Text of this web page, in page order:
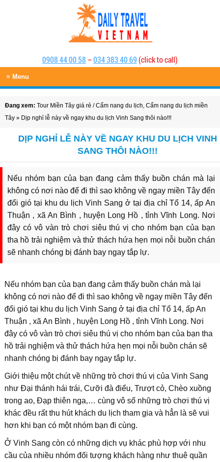
0908 44 00 58 –034 383 40 69 (click to call)
≡ Menu
Đang xem: Tour Miền Tây giá rẻ /Cẩm nang du lịch, Cẩm nang du lịch miền
Tây » Dịp nghỉ lễ này về ngay khu du lịch Vinh Sang thôi nào!!!
DỊP NGHỈ LỄ NÀY VỀ NGAY KHU DU LỊCH VINH
SANG THÔI NÀO!!!
Nếu nhóm bạn của bạn đang cảm thấy buồn chán mà lại
không có nơi nào để đi thì sao không về ngay miền Tây đến
đổi gió tại khu du lịch Vinh Sang ở tại địa chỉ Tổ 14, ấp An
Thuận , xã An Bình , huyện Long Hồ , tỉnh Vĩnh Long. Nơi
đây có vô vàn trò chơi siêu thú vị cho nhóm bạn của bạn
tha hồ trải nghiệm và thử thách hứa hẹn mọi nỗi buồn chán
sẽ nhanh chóng bị đánh bay ngay tắp lự.
Nếu nhóm bạn của bạn đang cảm thấy buồn chán mà lại
không có nơi nào để đi thì sao không về ngay miền Tây đến
đổi gió tại khu du lịch Vinh Sang ở tại địa chỉ Tổ 14, ấp An
Thuận , xã An Bình , huyện Long Hồ , tỉnh Vĩnh Long. Nơi
đây có vô vàn trò chơi siêu thú vị cho nhóm bạn của bạn tha
hồ trải nghiệm và thử thách hứa hẹn mọi nỗi buồn chán sẽ
nhanh chóng bị đánh bay ngay tắp lự.
Giới thiệu một chút về những trò chơi thú vị của Vinh Sang
như Đại thánh hái trái, Cưỡi đà điểu, Trượt cỏ, Chèo xuồng
trong ao, Đạp thiên nga,… cùng vô số những trò chơi thú vị
khác đều rất thu hút khách du lịch tham gia và hẳn là sẽ vui
hơn khi bạn có một nhóm bạn đi cùng.
Ở Vinh Sang còn có những dịch vụ khác phù hợp với nhu
cầu của nhiều nhóm đối tượng khách hàng như thuê quần